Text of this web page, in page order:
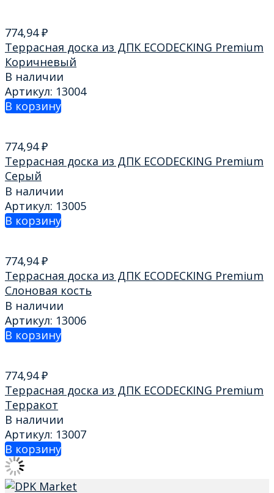
774,94₽
Террасная доска из ДПК ECODECKING Premium
Коричневый
В наличии
Артикул: 13004
В корзину
774,94₽
Террасная доска из ДПК ECODECKING Premium
Серый
В наличии
Артикул: 13005
В корзину
774,94₽
Террасная доска из ДПК ECODECKING Premium
Слоновая кость
В наличии
Артикул: 13006
В корзину
774,94₽
Террасная доска из ДПК ECODECKING Premium
Терракот
В наличии
Артикул: 13007
В корзину